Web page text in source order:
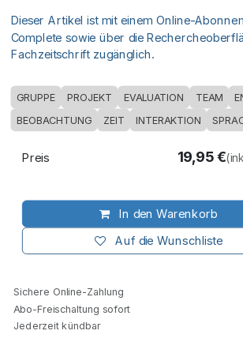
Dieser Artikel ist mit einem Online-
Complete sowie über die
Fachzeitschrift zugänglich.
GRUPPE PROJEKT EVALUATION TEAM
BEOBACHTUNG
ZEIT INTERAKTION
In den Warenkorb
Auf die Wunschliste
Preis 19,95€
Sichere Online-Zahlung
Abo-Freischaltung sofort
Jederzeit kündbar